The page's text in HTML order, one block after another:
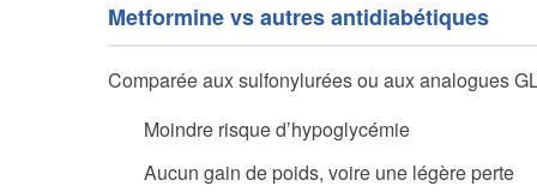
Metformine vs autres antidiabétiques
Comparée aux sulfonylurées ou aux analogues
Moindre risque d’hypoglycémie
Aucun gain de poids, voire une légère perte